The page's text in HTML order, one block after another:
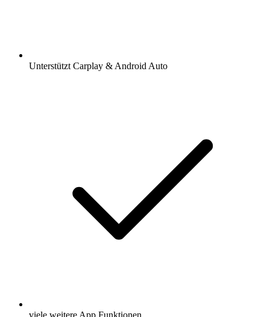
Unterstützt Carplay & Android Auto